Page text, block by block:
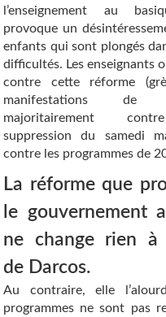
l’enseignement au
provoque un
enfants qui sont plongés
difficultés. Les enseignants
contre cette réforme
manifestations de
majoritairement
suppression du samedi
contre les programmes de
La réforme que
le gouvernement
ne change rien à
de Darcos.
Au contraire, elle
programmes ne sont pas